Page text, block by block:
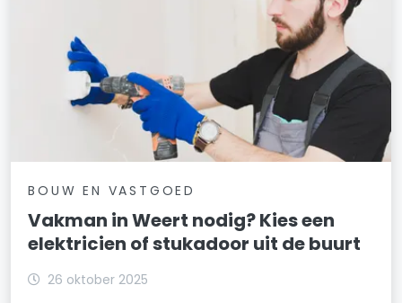
BOUW EN VASTGOED
Vakman in Weert nodig? Kies een
elektricien of stukadoor uit de buurt
26 oktober 2025